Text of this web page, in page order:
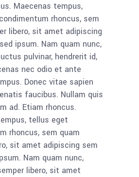
Maecenas tempus,
rhoncus, sem
libero, sit amet adipiscing
ipsum. Nam quam nunc,
pulvinar, hendrerit id,
nec odio et ante
Donec vitae sapien
faucibus. Nullam quis
ad. Etiam rhoncus.
tellus eget
rhoncus, sem quam
sit amet adipiscing sem
Nam quam nunc,
libero, sit amet